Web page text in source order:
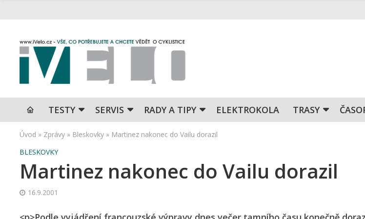
TESTY SERVIS RADY A TIPY ELEKTROKOLA TRASY
Úvod » Zprávy » Bleskovky » Martinez nakonec do Vailu dorazil
BLESKOVKY
Martinez nakonec do Vailu dorazil
16.9.2001